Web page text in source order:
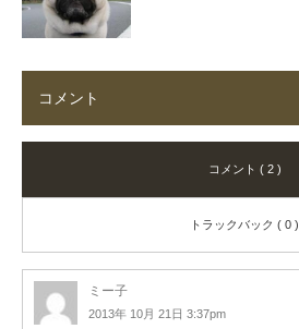
コメント
コメント ( 2 )
トラックバック ( 0 )
ミー子
2013年 10月 21日 3:37pm